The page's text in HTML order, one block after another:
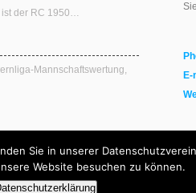
ist der RC 1950…
E-
Sie in unserer
Website besuchen zu können.